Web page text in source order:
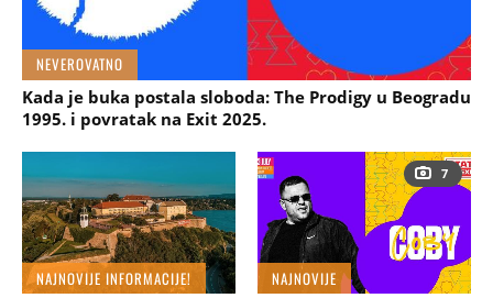
NEVEROVATNO
Kada je buka postala sloboda: The Prodigy u Beogradu
1995. i povratak na Exit 2025.
NAJNOVIJE INFORMACIJE!
7
NAJNOVIJE